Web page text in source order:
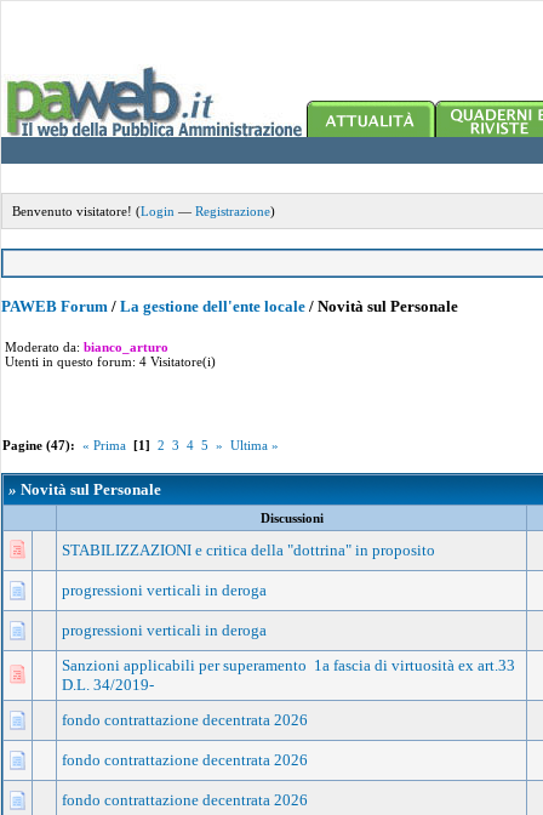
Benvenuto visitatore! (Login — Registrazione)
PAWEB Forum / La gestione dell'ente locale / Novità sul Personale
Moderato da: bianco_arturo
Utenti in questo forum: 4 Visitatore(i)
Pagine (47): « Prima [1] 2 3 4 5 » Ultima »
» Novità sul Personale
Discussioni
STABILIZZAZIONI e critica della "dottrina" in proposito
progressioni verticali in deroga
progressioni verticali in deroga
Sanzioni applicabili per superamento 1a fascia di virtuosità ex art.33
D.L. 34/2019-
fondo contrattazione decentrata 2026
fondo contrattazione decentrata 2026
fondo contrattazione decentrata 2026